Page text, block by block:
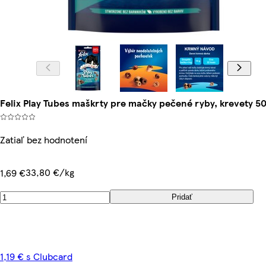
Felix Play Tubes maškrty pre mačky pečené ryby, krevety
Zatiaľ bez hodnotení
1,69 €33,80 €/kg
Pridať
1,19 € s Clubcard